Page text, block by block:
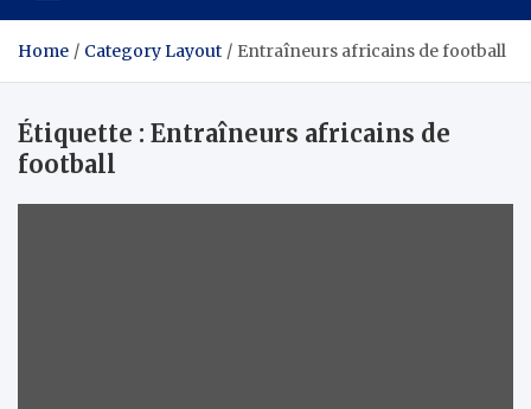
Home Category Layout Entraîneurs africains de football
Étiquette : Entraîneurs africains de
football